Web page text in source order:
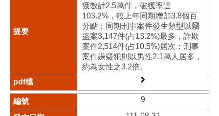
獲數計2.5萬件，破獲率達
103.2%，較上年同期增加3.8個百
分點；同期刑事案件發生類型以竊
盜案3,147件(占13.2%)最多，詐欺
案件2,514件(占10.5%)居次；刑事
案件嫌疑犯則以男性2.1萬人居多，
約為女性之3.2倍。
9